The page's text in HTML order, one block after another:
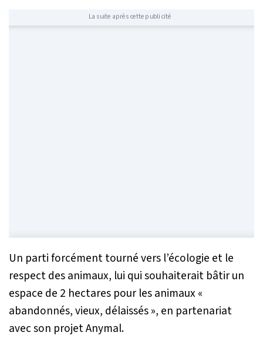
La suite après cette publicité
Un parti forcément tourné vers l’écologie et le
respect des animaux, lui qui souhaiterait bâtir un
espace de 2 hectares pour les animaux «
abandonnés, vieux, délaissés», en partenariat
avec son projet Anymal.